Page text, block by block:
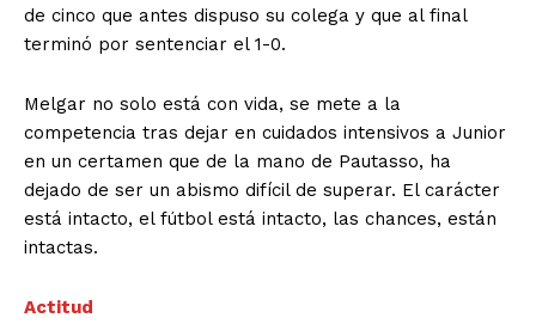
de cinco que antes dispuso su colega y que al final
terminó por sentenciar el 1-0.
Melgar no solo está con vida, se mete a la
competencia tras dejar en cuidados intensivos a Junior
en un certamen que de la mano de Pautasso, ha
dejado de ser un abismo difícil de superar. El carácter
está intacto, el fútbol está intacto, las chances, están
intactas.
Actitud